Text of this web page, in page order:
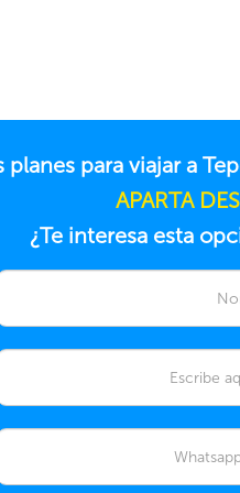
planes para viajar a
APARTA
¿Te interesa esta